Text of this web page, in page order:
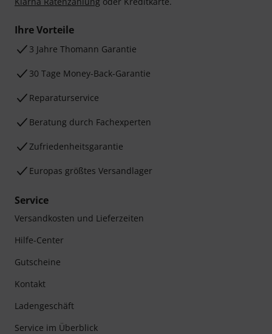
Ihre Vorteile
3 Jahre Thomann Garantie
30 Tage Money-Back-Garantie
Reparaturservice
Beratung durch Fachexperten
Zufriedenheitsgarantie
Europas größtes Versandlager
Service
Versandkosten und Lieferzeiten
Hilfe-Center
Gutscheine
Kontakt
Ladengeschäft
Service im Überblick